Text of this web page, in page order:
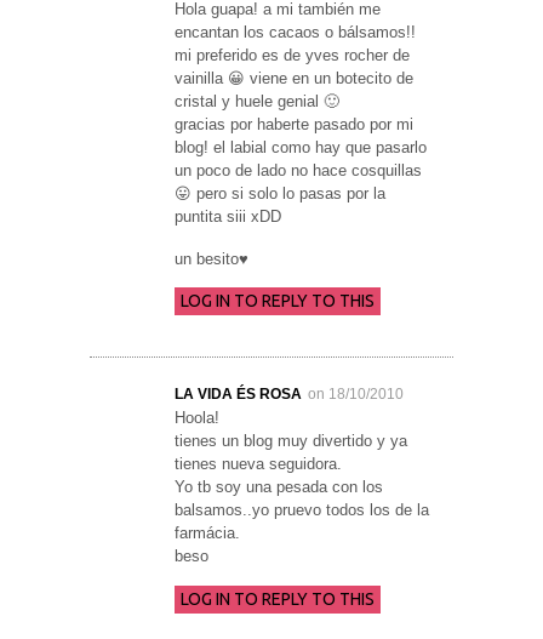
Hola guapa! a mi también me
encantan los cacaos o bálsamos!!
mi preferido es de yves rocher de
vainilla 😀 viene en un botecito de
cristal y huele genial 🙂
gracias por haberte pasado por mi
blog! el labial como hay que pasarlo
un poco de lado no hace cosquillas
😛 pero si solo lo pasas por la
puntita siii xDD
un besito♥
LOG IN TO REPLY TO THIS
LA VIDA ÉS ROSA on 18/10/2010
Hoola!
tienes un blog muy divertido y ya
tienes nueva seguidora.
Yo tb soy una pesada con los
balsamos..yo pruevo todos los de la
farmácia.
beso
LOG IN TO REPLY TO THIS